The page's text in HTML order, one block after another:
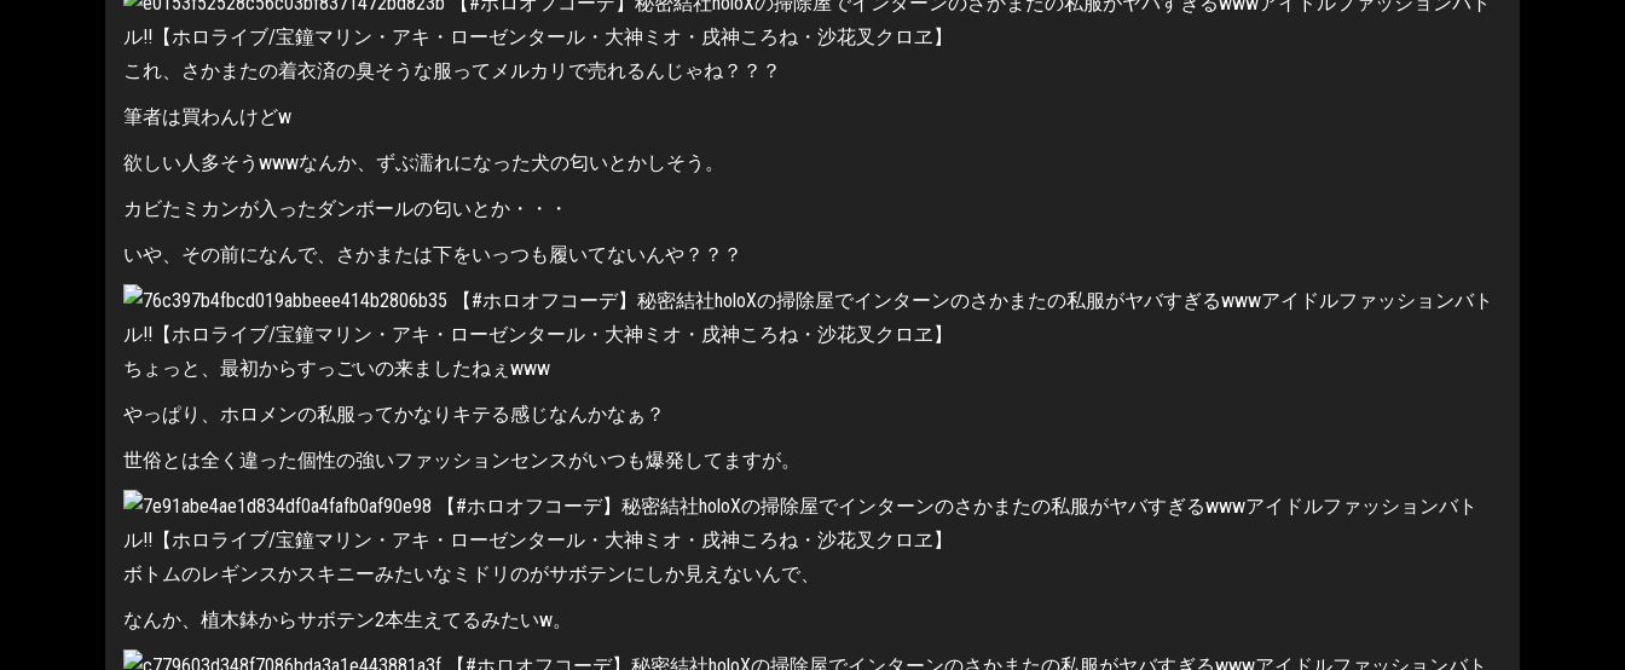
これ、さかまたの着衣済の臭そうな服ってメルカリで売れるんじゃね？？？
筆者は買わんけどw
欲しい人多そうwwwなんか、ずぶ濡れになった犬の匂いとかしそう。
カビたミカンが入ったダンボールの匂いとか・・・
いや、その前になんで、さかまたは下をいっつも履いてないんや？？？
ちょっと、最初からすっごいの来ましたねぇwww
やっぱり、ホロメンの私服ってかなりキテる感じなんかなぁ？
世俗とは全く違った個性の強いファッションセンスがいつも爆発してますが。
ボトムのレギンスかスキニーみたいなミドリのがサボテンにしか見えないんで、
なんか、植木鉢からサボテン2本生えてるみたいw。